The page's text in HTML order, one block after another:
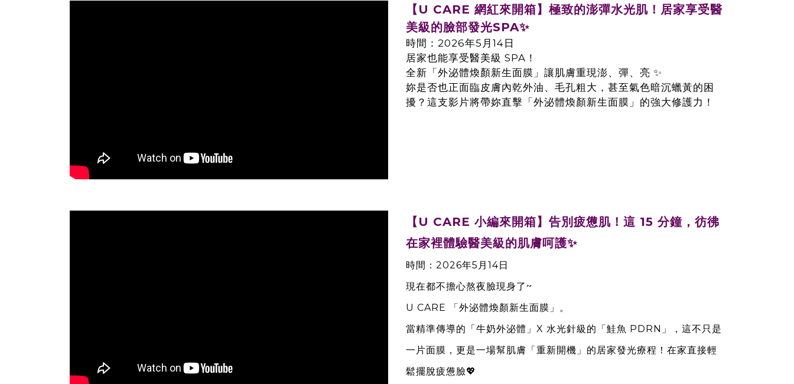
【U CARE 網紅來開箱】極致的澎彈水光肌！居家享受醫
美級的臉部發光SPA✨
時間：2026年5月14日
居家也能享受醫美級 SPA！
全新「外泌體煥顏新生面膜」讓肌膚重現澎、彈、亮 ✨
妳是否也正面臨皮膚內乾外油、毛孔粗大，甚至氣色暗沉蠟黃的困
擾？這支影片將帶妳直擊「外泌體煥顏新生面膜」的強大修護力！
【U CARE 小編來開箱】告別疲憊肌！這 15 分鐘，彷彿
在家裡體驗醫美級的肌膚呵護✨
時間：2026年5月14日
現在都不擔心熬夜臉現身了~
U CARE 「外泌體煥顏新生面膜」。
當精準傳導的「牛奶外泌體」X 水光針級的「鮭魚 PDRN」，這不只是
一片面膜，更是一場幫肌膚「重新開機」的居家發光療程！在家直接輕
鬆擺脫疲憊臉💖